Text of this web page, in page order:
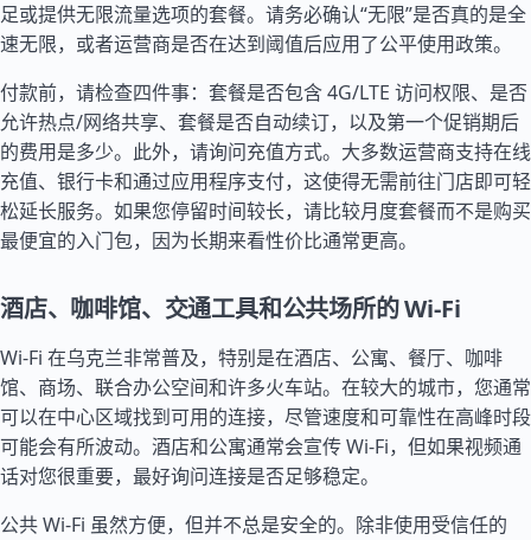
足或提供无限流量选项的套餐。请务必确认“无限”是否真的是全
速无限，或者运营商是否在达到阈值后应用了公平使用政策。
付款前，请检查四件事：套餐是否包含 4G/LTE 访问权限、是否
允许热点/网络共享、套餐是否自动续订，以及第一个促销期后
的费用是多少。此外，请询问充值方式。大多数运营商支持在线
充值、银行卡和通过应用程序支付，这使得无需前往门店即可轻
松延长服务。如果您停留时间较长，请比较月度套餐而不是购买
最便宜的入门包，因为长期来看性价比通常更高。
酒店、咖啡馆、交通工具和公共场所的 Wi-Fi
Wi-Fi 在乌克兰非常普及，特别是在酒店、公寓、餐厅、咖啡
馆、商场、联合办公空间和许多火车站。在较大的城市，您通常
可以在中心区域找到可用的连接，尽管速度和可靠性在高峰时段
可能会有所波动。酒店和公寓通常会宣传 Wi-Fi，但如果视频通
话对您很重要，最好询问连接是否足够稳定。
公共 Wi-Fi 虽然方便，但并不总是安全的。除非使用受信任的